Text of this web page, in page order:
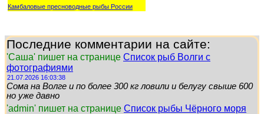
Камбаловые пресноводные рыбы России
Последние комментарии на сайте:
'Саша' пишет на странице Список рыб Волги с
фотографиями
21.07.2026 16:03:38
Сома на Волге и по более 300 кг ловили и белугу свыше 600
но уже давно
'admin' пишет на странице Список рыбы Чёрного моря